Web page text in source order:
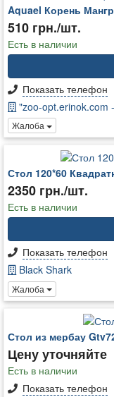
Aquael Корень
510 грн./шт.
Есть в наличии
Показать телефон
"zoo-opt.erinok.com
Жалоба
Стол 120*60
2350 грн./шт.
Есть в наличии
Показать телефон
Black Shark
Жалоба
Стол из мербау
Цену уточняйте
Есть в наличии
Показать телефон